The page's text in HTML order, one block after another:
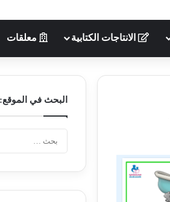
الانتاجات الكتابية معلقات
البحث في الموقع: